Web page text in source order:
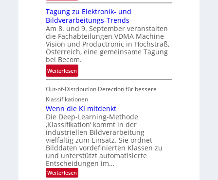
g
l
i
c
h
k
e
t
e
d
e
r
i
n
V
I
S
I
O
N
T
e
c
h
T
a
l
G
u
i
d
e
d
T
o
u
r
a
u
f
d
e
r
V
I
Tagung zu Elektronik- und
Bildverarbeitungs-Trends
Am 8. und 9. September veranstalten
die Fachabteilungen VDMA Machine
Vision und Productronic in Hochstraß,
Österreich, eine gemeinsame Tagung
bei Becom.
Weiterlesen:
T
a
g
u
n
g
z
u
E
l
e
Out-of-Distribution Detection für bessere
Klassifikationen
Wenn die KI mitdenkt
Die Deep-Learning-Methode
‚Klassifikation‘ kommt in der
industriellen Bildverarbeitung
vielfältig zum Einsatz. Sie ordnet
Bilddaten vordefinierten Klassen zu
und unterstützt automatisierte
Entscheidungen im…
Weiterlesen: